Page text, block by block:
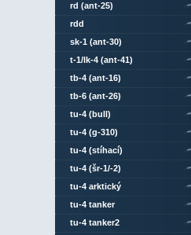
rd (ant-25)
rdd
sk-1 (ant-30)
t-1/lk-4 (ant-41)
tb-4 (ant-16)
tb-6 (ant-26)
tu-4 (bull)
tu-4 (g-310)
tu-4 (stíhací)
tu-4 (šr-1/-2)
tu-4 arktický
tu-4 tanker
tu-4 tanker2